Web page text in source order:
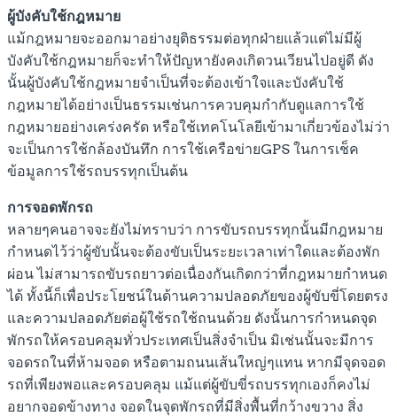
ผู้บังคับใช้กฎหมาย
แม้กฎหมายจะออกมาอย่างยุติธรรมต่อทุกฝ่ายแล้วแต่ไม่มีผู้
บังคับใช้กฎหมายก็จะทำให้ปัญหายังคงเกิดวนเวียนไปอยู่ดี ดัง
นั้นผู้บังคับใช้กฎหมายจำเป็นที่จะต้องเข้าใจและบังคับใช้
กฎหมายได้อย่างเป็นธรรมเช่นการควบคุมกำกับดูแลการใช้
กฎหมายอย่างเคร่งครัด หรือใช้เทคโนโลยีเข้ามาเกี่ยวข้องไม่ว่า
จะเป็นการใช้กล้องบันทึก การใช้เครือข่ายGPS ในการเช็ค
ข้อมูลการใช้รถบรรทุกเป็นต้น
การจอดพักรถ
หลายๆคนอาจจะยังไม่ทราบว่า การขับรถบรรทุกนั้นมีกฎหมาย
กำหนดไว้ว่าผู้ขับนั้นจะต้องขับเป็นระยะเวลาเท่าใดและต้องพัก
ผ่อน ไม่สามารถขับรถยาวต่อเนื่องกันเกิดกว่าที่กฎหมายกำหนด
ได้ ทั้งนี้ก็เพื่อประโยชน์ในด้านความปลอดภัยของผู้ขับขี่โดยตรง
และความปลอดภัยต่อผู้ใช้รถใช้ถนนด้วย ดังนั้นการกำหนดจุด
พักรถให้ครอบคลุมทั่วประเทศเป็นสิ่งจำเป็น มิเช่นนั้นจะมีการ
จอดรถในที่ห้ามจอด หรือตามถนนเส้นใหญ่ๆแทน หากมีจุดจอด
รถที่เพียงพอและครอบคลุม แม้แต่ผู้ขับขี่รถบรรทุกเองก็คงไม่
อยากจอดข้างทาง จอดในจุดพักรถที่มีสิ่งพื้นที่กว้างขวาง สิ่ง